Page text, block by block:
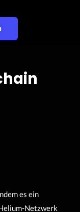
es ein
Netzwerk